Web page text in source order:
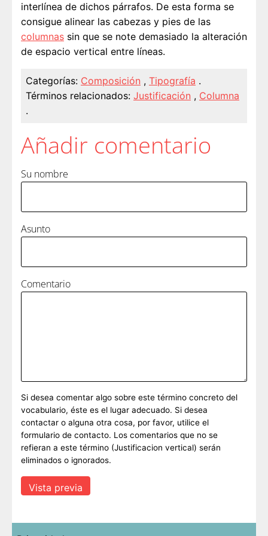
interlínea de dichos párrafos. De esta forma se
consigue alinear las cabezas y pies de las
columnas sin que se note demasiado la alteración
de espacio vertical entre líneas.
Categorías: Composición , Tipografía .
Términos relacionados: Justificación , Columna
.
Añadir comentario
Su nombre
Asunto
Comentario
Si desea comentar algo sobre este término concreto del
vocabulario, éste es el lugar adecuado. Si desea
contactar o alguna otra cosa, por favor, utilice el
formulario de contacto. Los comentarios que no se
refieran a este término (Justificacion vertical) serán
eliminados o ignorados.